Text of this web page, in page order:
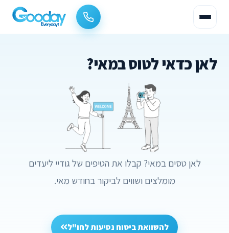
לאן כדאי לטוס במאי?
לאן טסים במאי? קבלו את הטיפים של גודיי ליעדים
מומלצים ושווים לביקור בחודש מאי.
להשוואת ביטוח נסיעות לחו"ל